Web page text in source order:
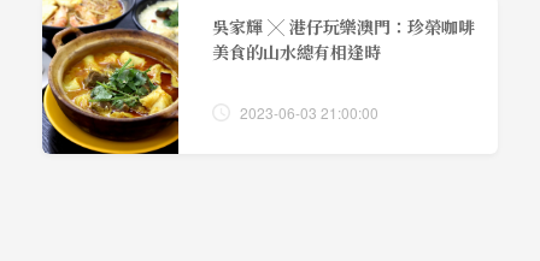
吳家輝 ╳ 港仔玩樂澳門：珍榮咖啡
美食的山水總有相逢時
2023-06-03 21:00:00